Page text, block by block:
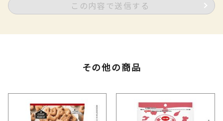
この内容で送信する
その他の商品